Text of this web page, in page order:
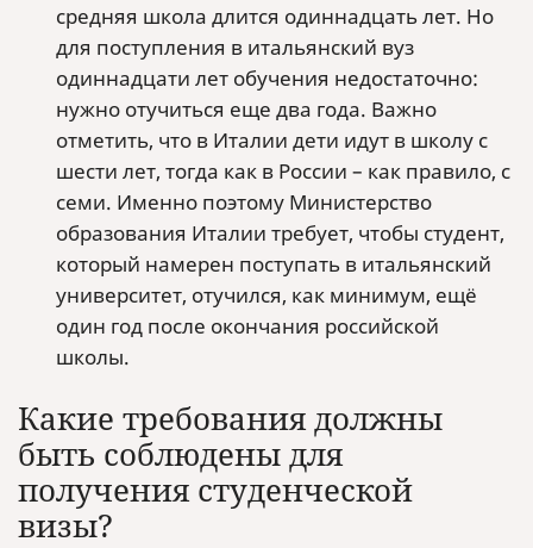
средняя школа длится одиннадцать лет. Но
для поступления в итальянский вуз
одиннадцати лет обучения недостаточно:
нужно отучиться еще два года. Важно
отметить, что в Италии дети идут в школу с
шести лет, тогда как в России – как правило, с
семи. Именно поэтому Министерство
образования Италии требует, чтобы студент,
который намерен поступать в итальянский
университет, отучился, как минимум, ещё
один год после окончания российской
школы.
Какие требования должны
быть соблюдены для
получения студенческой
визы?